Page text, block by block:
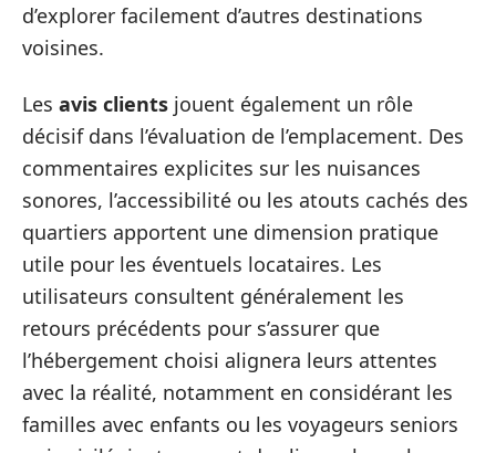
d’explorer facilement d’autres destinations
voisines.
Les avis clients jouent également un rôle
décisif dans l’évaluation de l’emplacement. Des
commentaires explicites sur les nuisances
sonores, l’accessibilité ou les atouts cachés des
quartiers apportent une dimension pratique
utile pour les éventuels locataires. Les
utilisateurs consultent généralement les
retours précédents pour s’assurer que
l’hébergement choisi alignera leurs attentes
avec la réalité, notamment en considérant les
familles avec enfants ou les voyageurs seniors